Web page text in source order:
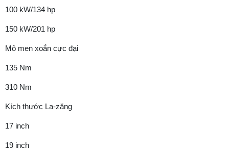
100 kW/134 hp
150 kW/201 hp
Mô men xoắn cực đại
135 Nm
310 Nm
Kích thước La-zăng
17 inch
19 inch